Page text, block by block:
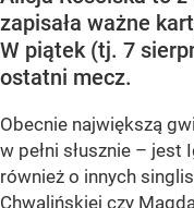
zapisała ważne
W piątek (tj. 7
ostatni mecz.
Obecnie największą
w pełni słusznie –
również o innych
Chwalińskiej czy